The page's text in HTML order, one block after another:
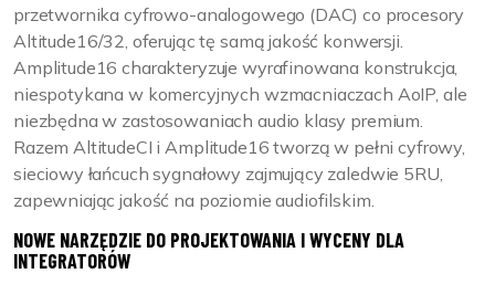
przetwornika cyfrowo-analogowego (DAC) co procesory
Altitude16/32, oferując tę samą jakość konwersji.
Amplitude16 charakteryzuje wyrafinowana konstrukcja,
niespotykana w komercyjnych wzmacniaczach AoIP, ale
niezbędna w zastosowaniach audio klasy premium.
Razem AltitudeCI i Amplitude16 tworzą w pełni cyfrowy,
sieciowy łańcuch sygnałowy zajmujący zaledwie 5RU,
zapewniając jakość na poziomie audiofilskim.
NOWE NARZĘDZIE DO PROJEKTOWANIA I WYCENY DLA
INTEGRATORÓW